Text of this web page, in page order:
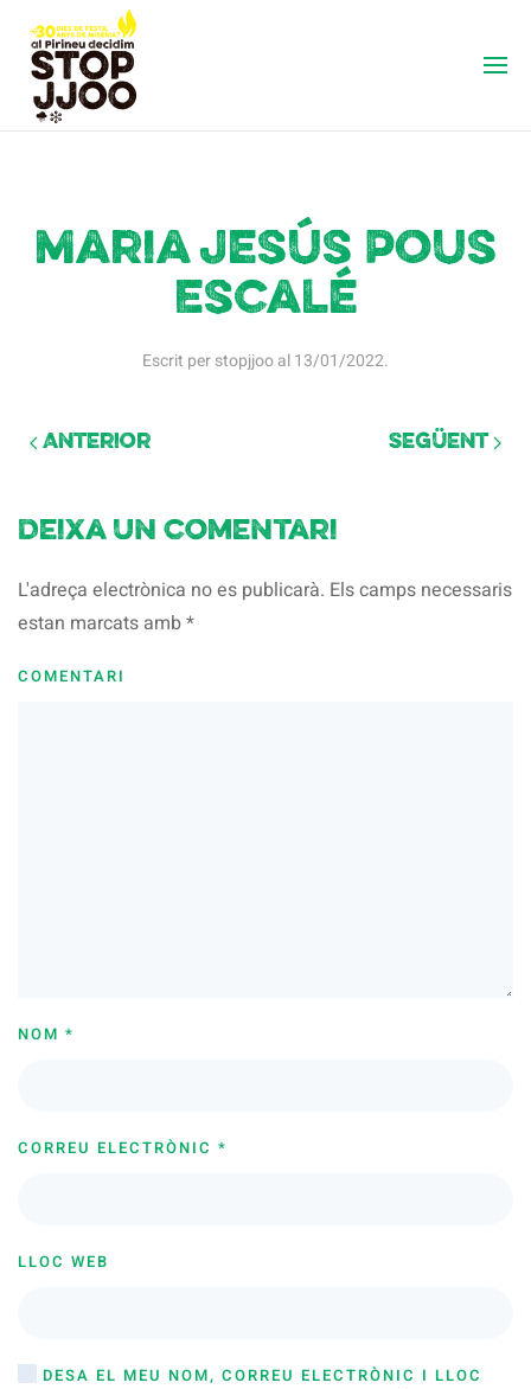
Maria Jesús Pous
Escalé
Escrit perstopjjooal13/01/2022.
Anterior Següent
Deixa un comentari
L'adreça electrònica no es publicarà. Els camps necessaris
estan marcats amb*
COMENTARI
NOM *
CORREU ELECTRÒNIC *
LLOC WEB
DESA EL MEU NOM, CORREU ELECTRÒNIC I LLOC